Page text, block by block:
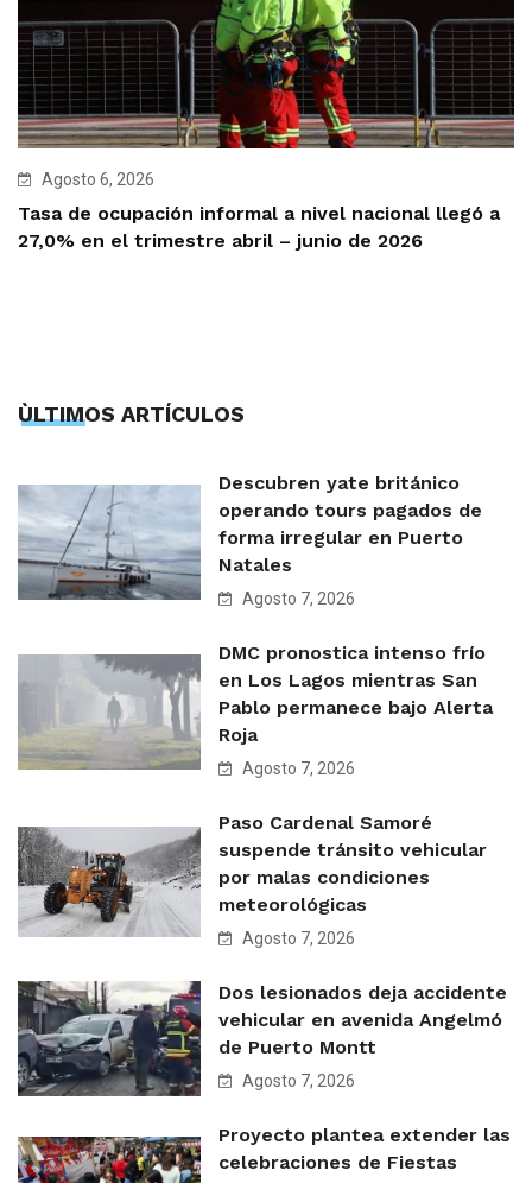
Agosto 6, 2026
Tasa de ocupación informal a nivel nacional llegó a
27,0% en el trimestre abril – junio de 2026
ÙLTIMOS ARTÍCULOS
Descubren yate británico
operando tours pagados de
forma irregular en Puerto
Natales
Agosto 7, 2026
DMC pronostica intenso frío
en Los Lagos mientras San
Pablo permanece bajo Alerta
Roja
Agosto 7, 2026
Paso Cardenal Samoré
suspende tránsito vehicular
por malas condiciones
meteorológicas
Agosto 7, 2026
Dos lesionados deja accidente
vehicular en avenida Angelmó
de Puerto Montt
Agosto 7, 2026
Proyecto plantea extender las
celebraciones de Fiestas